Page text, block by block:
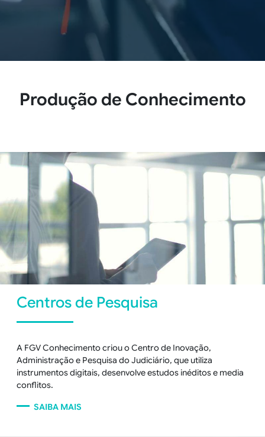
Produção de Conhecimento
Centros de Pesquisa
A FGV Conhecimento criou o Centro de Inovação,
Administração e Pesquisa do Judiciário, que utiliza
instrumentos digitais, desenvolve estudos inéditos e media
conflitos.
SAIBA MAIS